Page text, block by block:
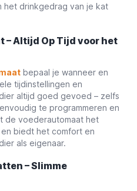
het drinkgedrag van je kat
– Altijd Op Tijd voor het
bepaal je wanneer en
tijdinstellingen en
altijd goed gevoed – zelfs
te programmeren en
de voederautomaat het
biedt het comfort en
als eigenaar.
– Slimme